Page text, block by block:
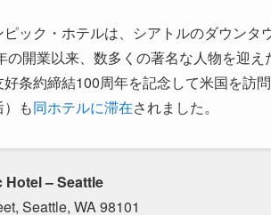
ック・ホテルは、シアトルのダウン
の開業以来、数多くの著名な人物を迎
条約締結100周年を記念して米国を訪
も同ホテルに滞在されました。
– Seattle
Seattle, WA 98101